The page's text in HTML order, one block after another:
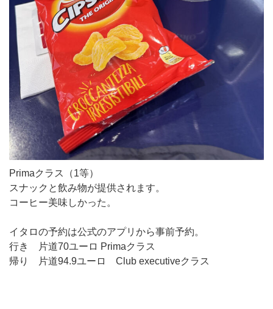
Primaクラス（1等）
スナックと飲み物が提供されます。
コーヒー美味しかった。
イタロの予約は公式のアプリから事前予約。
行き 片道70ユーロ Primaクラス
帰り 片道94.9ユーロ Club executiveクラス